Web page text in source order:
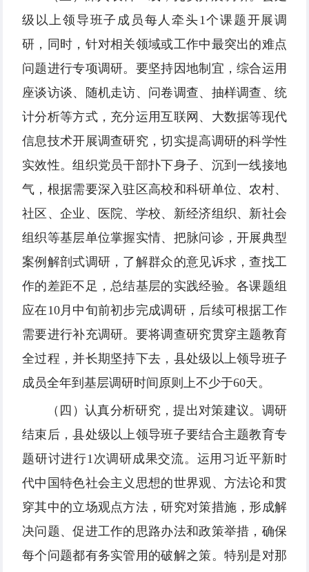
级以上领导班子成员每人牵头1个课题开展调
研，同时，针对相关领域或工作中最突出的难点
问题进行专项调研。要坚持因地制宜，综合运用
座谈访谈、随机走访、问卷调查、抽样调查、统
计分析等方式，充分运用互联网、大数据等现代
信息技术开展调查研究，切实提高调研的科学性
实效性。组织党员干部扑下身子、沉到一线接地
气，根据需要深入驻区高校和科研单位、农村、
社区、企业、医院、学校、新经济组织、新社会
组织等基层单位掌握实情、把脉问诊，开展典型
案例解剖式调研，了解群众的意见诉求，查找工
作的差距不足，总结基层的实践经验。各课题组
应在10月中旬前初步完成调研，后续可根据工作
需要进行补充调研。要将调查研究贯穿主题教育
全过程，并长期坚持下去，县处级以上领导班子
成员全年到基层调研时间原则上不少于60天。
（四）认真分析研究，提出对策建议。调研
结束后，县处级以上领导班子要结合主题教育专
题研讨进行1次调研成果交流。运用习近平新时
代中国特色社会主义思想的世界观、方法论和贯
穿其中的立场观点方法，研究对策措施，形成解
决问题、促进工作的思路办法和政策举措，确保
每个问题都有务实管用的破解之策。特别是对那